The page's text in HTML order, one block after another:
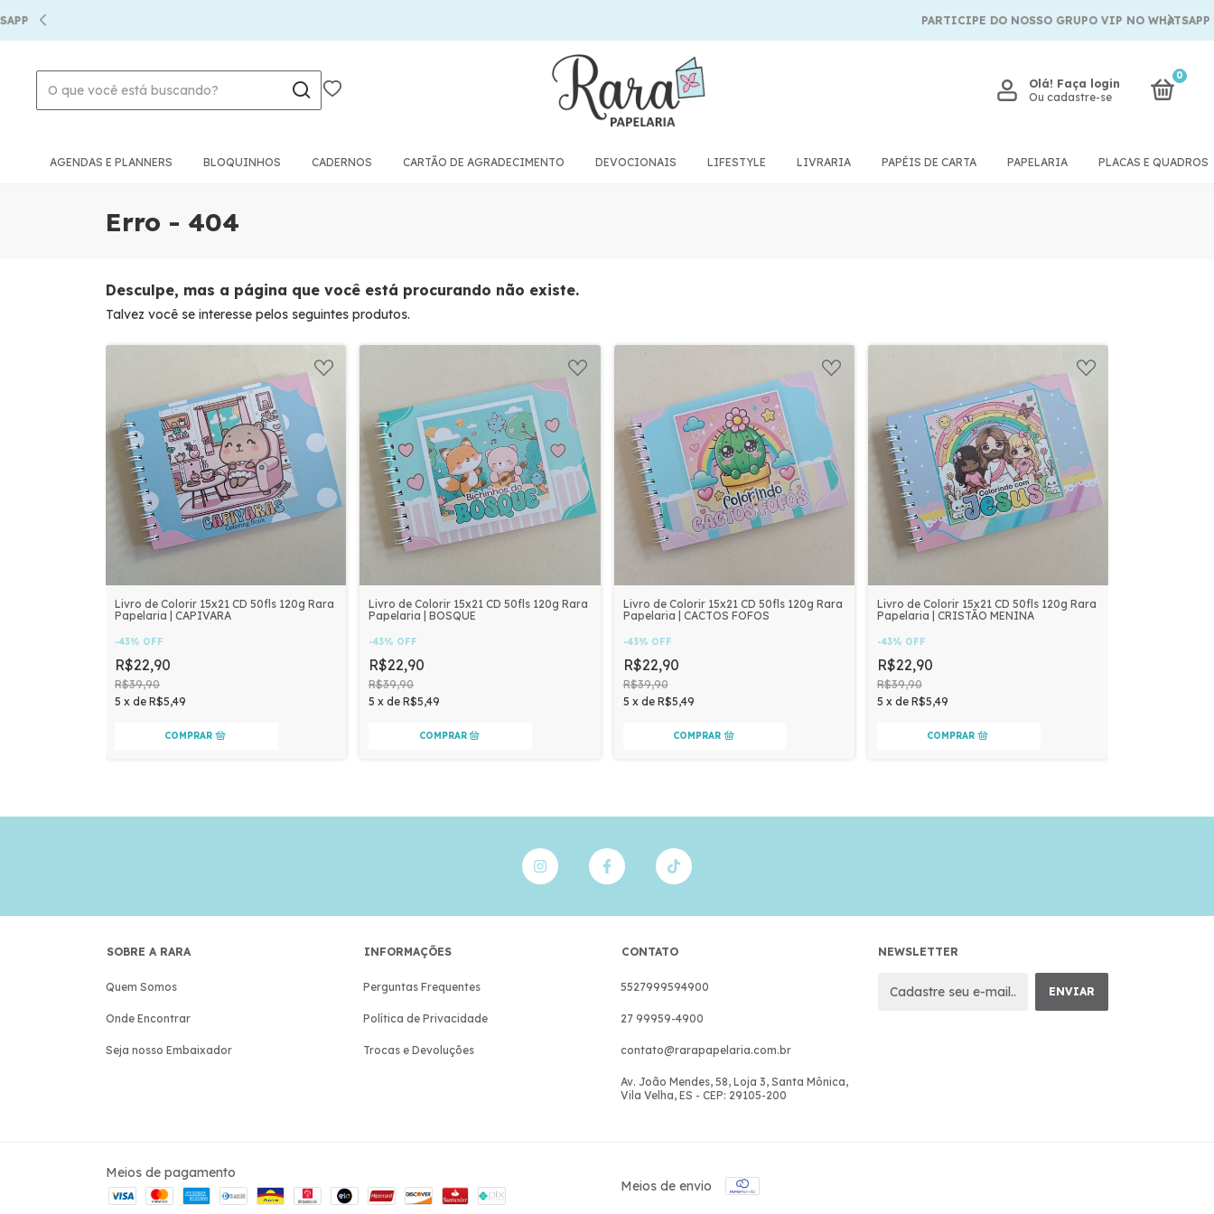
PARTICIPE DO NOSSO GRUPO VIP NO WHATSAPP
Olá! Faça login
Ou cadastre-se
0
AGENDAS E PLANNERS BLOQUINHOS CADERNOS CARTÃO DE AGRADECIMENTO DEVOCIONAIS LIFESTYLE LIVRARIA PAPÉIS DE CARTA PAPELARIA PLACAS E QUADROS
Erro - 404
Desculpe, mas a página que você está procurando não existe.
Talvez você se interesse pelos seguintes produtos.
Livro de Colorir 15x21 CD 50fls 120g Rara
Papelaria | CAPIVARA
-43% OFF
R$22,90
R$39,90
5 x de R$5,49
Livro de Colorir 15x21 CD 50fls 120g Rara
Papelaria | BOSQUE
-43% OFF
R$22,90
R$39,90
5 xdeR$5,49
Livro de Colorir 15x21 CD 50fls 120g Rara
Papelaria | CACTOS FOFOS
-43% OFF
R$22,90
R$39,90
5 x de R$5,49
Livro de Colorir 15x21 CD 50fls 120g Rara
Papelaria | CRISTÃO MENINA
-43% OFF
R$22,90
R$39,90
5 x de R$5,49
SOBRE A RARA
Quem Somos
Onde Encontrar
Seja nosso Embaixador
INFORMAÇÕES
Perguntas Frequentes
Política de Privacidade
Trocas e Devoluções
CONTATO
5527999594900
27 99959-4900
contato@rarapapelaria.com.br
Av. João Mendes, 58, Loja 3, Santa Mônica,
Vila Velha, ES - CEP: 29105-200
NEWSLETTER
Meios de pagamento
Meios de envio